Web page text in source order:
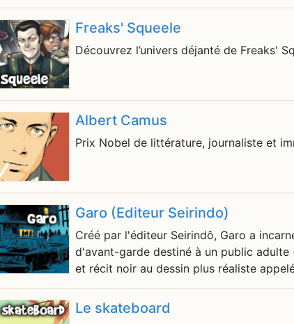
Freaks' Squeele
Découvrez l’univers déjanté de Freaks'
Albert Camus
Prix Nobel de littérature, journaliste et
Garo (Editeur Seirindo)
Créé par l'éditeur Seirindô, Garo a
d'avant-garde destiné à un public
et récit noir au dessin plus réaliste
Le skateboard